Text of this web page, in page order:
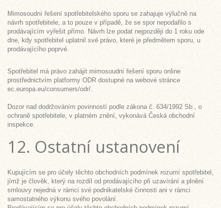
Mimosoudní řešení spotřebitelského sporu se zahajuje výlučně na
návrh spotřebitele, a to pouze v případě, že se spor nepodařilo s
prodávajícím vyřešit přímo. Návrh lze podat nejpozději do 1 roku ode
dne, kdy spotřebitel uplatnil své právo, které je předmětem sporu, u
prodávajícího poprvé.
Spotřebitel má právo zahájit mimosoudní řešení sporu online
prostřednictvím platformy ODR dostupné na webové stránce
ec.europa.eu/consumers/odr/.
Dozor nad dodržováním povinností podle zákona č. 634/1992 Sb., o
ochraně spotřebitele, v platném znění, vykonává Česká obchodní
inspekce.
12. Ostatní ustanovení
Kupujícím se pro účely těchto obchodních podmínek rozumí spotřebitel,
jímž je člověk, který na rozdíl od prodávajícího při uzavírání a plnění
smlouvy nejedná v rámci své podnikatelské činnosti ani v rámci
samostatného výkonu svého povolání.